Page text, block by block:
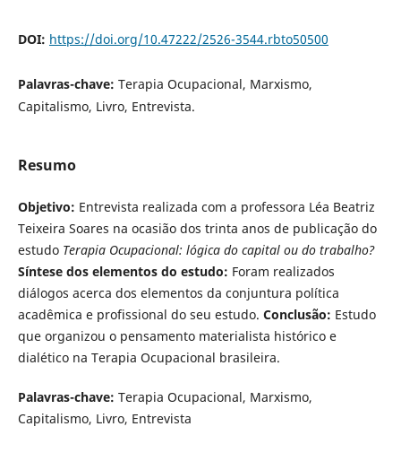
DOI: https://doi.org/10.47222/2526-3544.rbto50500
Palavras-chave: Terapia Ocupacional, Marxismo,
Capitalismo, Livro, Entrevista.
Resumo
Objetivo: Entrevista realizada com a professora Léa Beatriz
Teixeira Soares na ocasião dos trinta anos de publicação do
estudo Terapia Ocupacional: lógica do capital ou do trabalho?
Síntese dos elementos do estudo: Foram realizados
diálogos acerca dos elementos da conjuntura política
acadêmica e profissional do seu estudo. Conclusão: Estudo
que organizou o pensamento materialista histórico e
dialético na Terapia Ocupacional brasileira.
Palavras-chave: Terapia Ocupacional, Marxismo,
Capitalismo, Livro, Entrevista